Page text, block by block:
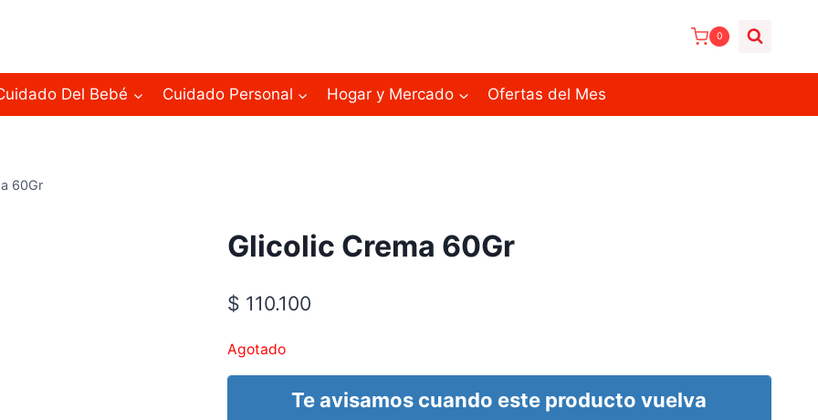
0
Del Bebé Cuidado Personal Hogar y Mercado Ofertas del Mes
60Gr
Glicolic Crema 60Gr
$ 110.100
Agotado
Te avisamos cuando este producto vuelva